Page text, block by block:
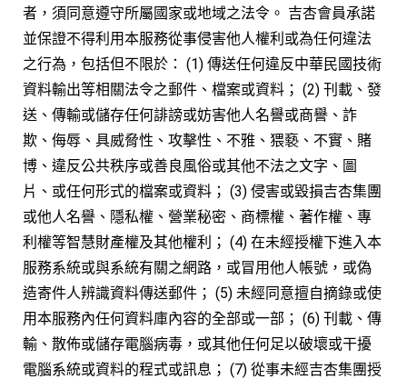
者，須同意遵守所屬國家或地域之法令。 吉杏會員承諾
並保證不得利用本服務從事侵害他人權利或為任何違法
之行為，包括但不限於： (1) 傳送任何違反中華民國技術
資料輸出等相關法令之郵件、檔案或資料； (2) 刊載、發
送、傳輸或儲存任何誹謗或妨害他人名譽或商譽、詐
欺、侮辱、具威脅性、攻擊性、不雅、猥褻、不實、賭
博、違反公共秩序或善良風俗或其他不法之文字、圖
片、或任何形式的檔案或資料； (3) 侵害或毀損吉杏集團
或他人名譽、隱私權、營業秘密、商標權、著作權、專
利權等智慧財產權及其他權利； (4) 在未經授權下進入本
服務系統或與系統有關之網路，或冒用他人帳號，或偽
造寄件人辨識資料傳送郵件； (5) 未經同意擅自摘錄或使
用本服務內任何資料庫內容的全部或一部； (6) 刊載、傳
輸、散佈或儲存電腦病毒，或其他任何足以破壞或干擾
電腦系統或資料的程式或訊息； (7) 從事未經吉杏集團授